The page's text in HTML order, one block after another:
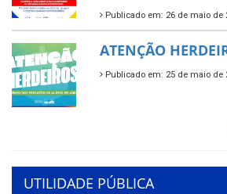
Publicado em: 26 de maio de
ATENÇÃO
Publicado em: 25 de maio de
UTILIDADE PÚBLICA